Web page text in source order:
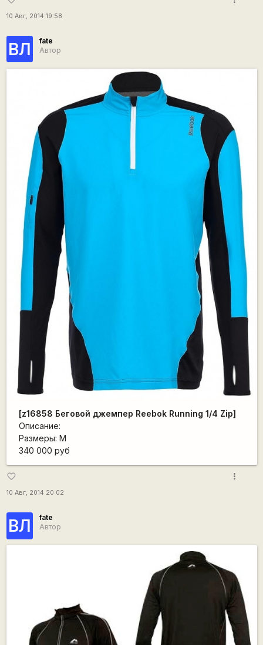
10 Авг, 2014 19:58
ВЛ
fate
Автор
[z16858 Беговой джемпер Reebok Running 1/4 Zip]
Описание:
Размеры: M
340 000 руб
favorite_border
10 Авг, 2014 20:02
more_vert
ВЛ
fate
Автор